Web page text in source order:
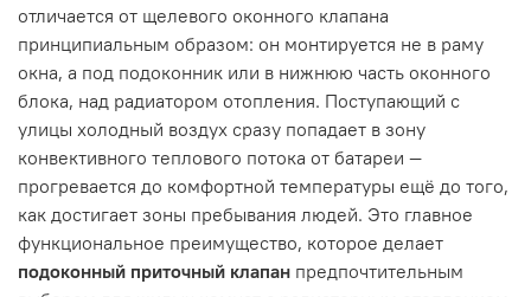
отличается от щелевого оконного клапана
принципиальным образом: он монтируется не в раму
окна, а под подоконник или в нижнюю часть оконного
блока, над радиатором отопления. Поступающий с
улицы холодный воздух сразу попадает в зону
конвективного теплового потока от батареи —
прогревается до комфортной температуры ещё до того,
как достигает зоны пребывания людей. Это главное
функциональное преимущество, которое делает
подоконный приточный клапан предпочтительным